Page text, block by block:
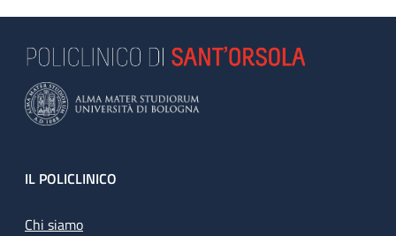
Footer
IL POLICLINICO
Chi siamo